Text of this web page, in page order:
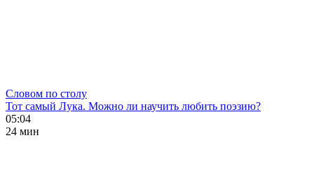
Словом по столу
Тот самый Лука. Можно ли научить любить поэзию?
05:04
24 мин